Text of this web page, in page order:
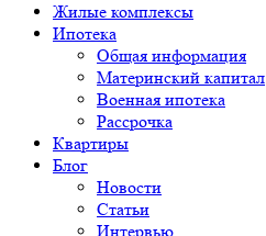
Жилые комплексы
Ипотека
Общая информация
Материнский капитал
Военная ипотека
Рассрочка
Квартиры
Блог
Новости
Статьи
Интервью